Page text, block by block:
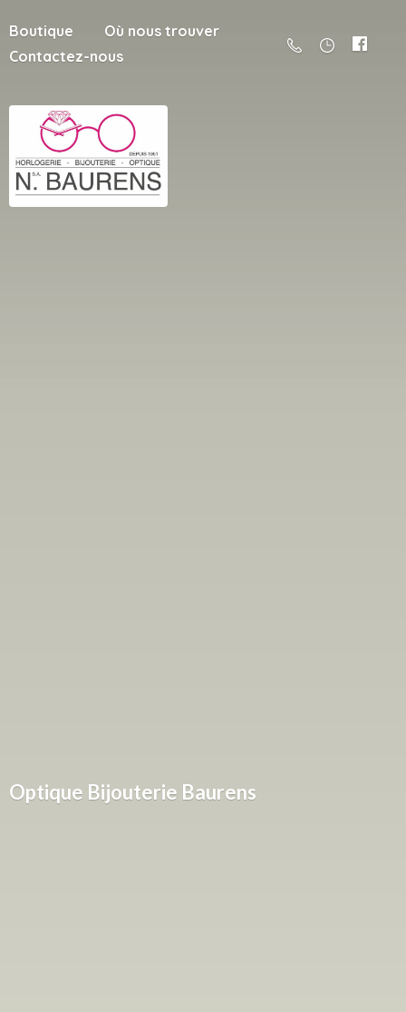
Boutique
Où nous trouver
Contactez-nous
Optique Bijouterie Baurens